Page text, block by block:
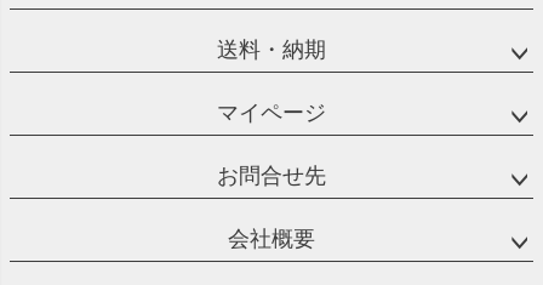
送料・納期
マイページ
お問合せ先
会社概要